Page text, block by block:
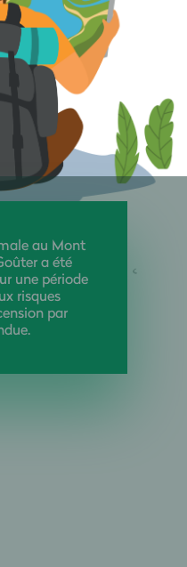
au Mont
a été
une période
risques
par